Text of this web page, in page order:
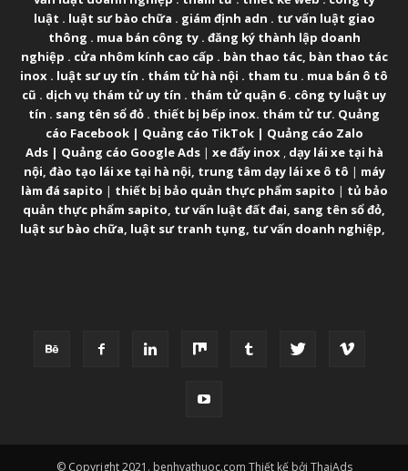
luật . luật sư bào chữa . giám định adn . tư vấn luật giao
thông . mua bán công ty. đăng ký thành lập doanh
nghiệp . cửa nhôm kính cao cấp . bàn thao tác, bàn thao tác
inox . luật sư uy tín . thám tử hà nội . tham tu . mua bán ô tô
cũ . dịch vụ thám tử uy tín . thám tử quận 6. công ty luật uy
tín . sang tên sổ đỏ . thiết bị bếp inox. thám tử tư. Quảng
cáo Facebook| Quảng cáo TikTok| Quảng cáo Zalo
Ads| Quảng cáo Google Ads| xe đẩy inox, dạy lái xe tại hà
nội, đào tạo lái xe tại hà nội, trung tâm dạy lái xe ô tô | máy
làm đá sapito | thiết bị bảo quản thực phẩm sapito | tủ bảo
quản thực phẩm sapito, tư vấn luật đất đai, sang tên sổ đỏ,
luật sư bào chữa, luật sư tranh tụng, tư vấn doanh nghiệp,
© Copyright 2021. benhvathuoc.com Thiết kế bởi ThaiAds